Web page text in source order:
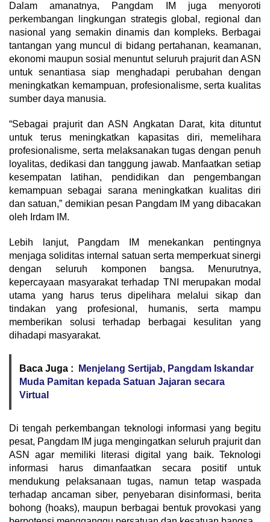
Dalam amanatnya, Pangdam IM juga menyoroti
perkembangan lingkungan strategis global, regional dan
nasional yang semakin dinamis dan kompleks. Berbagai
tantangan yang muncul di bidang pertahanan, keamanan,
ekonomi maupun sosial menuntut seluruh prajurit dan ASN
untuk senantiasa siap menghadapi perubahan dengan
meningkatkan kemampuan, profesionalisme, serta kualitas
sumber daya manusia.
“Sebagai prajurit dan ASN Angkatan Darat, kita dituntut
untuk terus meningkatkan kapasitas diri, memelihara
profesionalisme, serta melaksanakan tugas dengan penuh
loyalitas, dedikasi dan tanggung jawab. Manfaatkan setiap
kesempatan latihan, pendidikan dan pengembangan
kemampuan sebagai sarana meningkatkan kualitas diri
dan satuan,” demikian pesan Pangdam IM yang dibacakan
oleh Irdam IM.
Lebih lanjut, Pangdam IM menekankan pentingnya
menjaga soliditas internal satuan serta memperkuat sinergi
dengan seluruh komponen bangsa. Menurutnya,
kepercayaan masyarakat terhadap TNI merupakan modal
utama yang harus terus dipelihara melalui sikap dan
tindakan yang profesional, humanis, serta mampu
memberikan solusi terhadap berbagai kesulitan yang
dihadapi masyarakat.
Baca Juga :
Menjelang Sertijab, Pangdam Iskandar
Muda Pamitan kepada Satuan Jajaran secara
Virtual
Di tengah perkembangan teknologi informasi yang begitu
pesat, Pangdam IM juga mengingatkan seluruh prajurit dan
ASN agar memiliki literasi digital yang baik. Teknologi
informasi harus dimanfaatkan secara positif untuk
mendukung pelaksanaan tugas, namun tetap waspada
terhadap ancaman siber, penyebaran disinformasi, berita
bohong (hoaks), maupun berbagai bentuk provokasi yang